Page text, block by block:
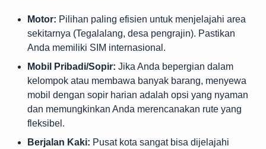
Motor: Pilihan paling efisien untuk menjelajahi area
sekitarnya (Tegalalang, desa pengrajin). Pastikan
Anda memiliki SIM internasional.
Mobil Pribadi/Sopir: Jika Anda bepergian dalam
kelompok atau membawa banyak barang, menyewa
mobil dengan sopir harian adalah opsi yang nyaman
dan memungkinkan Anda merencanakan rute yang
fleksibel.
Berjalan Kaki: Pusat kota sangat bisa dijelajahi